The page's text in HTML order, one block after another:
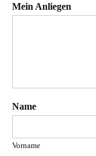
Mein Anliegen
Name
Vorname